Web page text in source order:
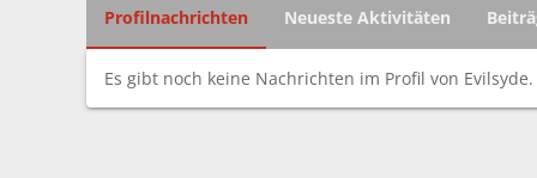
Profilnachrichten Neueste Aktivitäten
Es gibt noch keine Nachrichten im Profil von Evilsyde.